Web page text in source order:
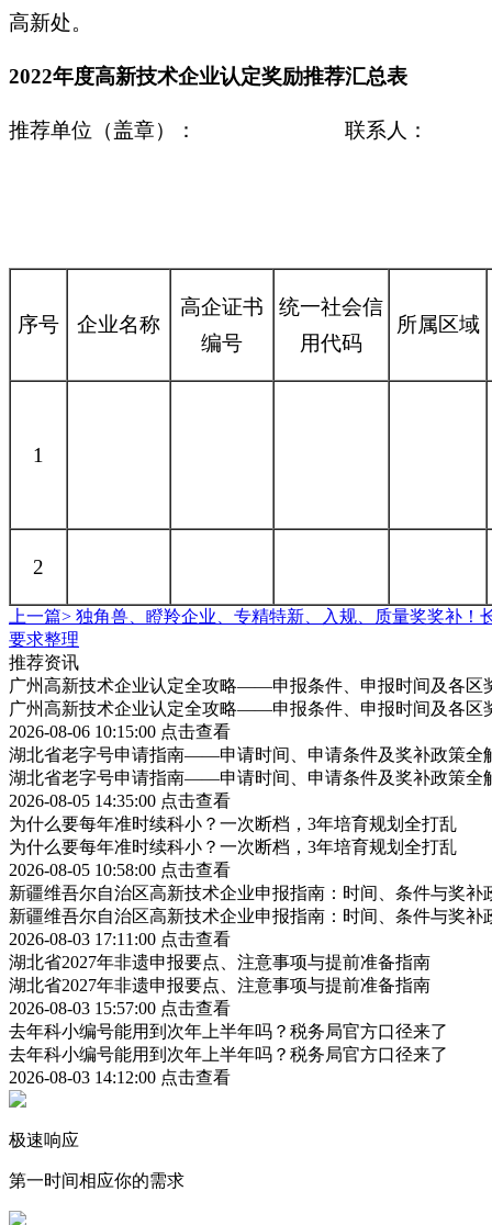
高新处。
2022年度高新技术企业认定奖励推荐汇总表
推荐单位（盖章）： 联系人：
序号 企业名称
高企证书
编号
统一社会信
用代码
所属区域
1
2
上一篇> 独角兽、瞪羚企业、专精特新、入规、质量奖奖补
要求整理
推荐资讯
广州高新技术企业认定全攻略——申报条件、申报时间及各区
广州高新技术企业认定全攻略——申报条件、申报时间及各区
2026-08-06 10:15:00 点击查看
湖北省老字号申请指南——申请时间、申请条件及奖补政策全
湖北省老字号申请指南——申请时间、申请条件及奖补政策全
2026-08-05 14:35:00 点击查看
为什么要每年准时续科小？一次断档，3年培育规划全打乱
为什么要每年准时续科小？一次断档，3年培育规划全打乱
2026-08-05 10:58:00 点击查看
新疆维吾尔自治区高新技术企业申报指南：时间、条件与奖补
新疆维吾尔自治区高新技术企业申报指南：时间、条件与奖补
2026-08-03 17:11:00 点击查看
湖北省2027年非遗申报要点、注意事项与提前准备指南
湖北省2027年非遗申报要点、注意事项与提前准备指南
2026-08-03 15:57:00 点击查看
去年科小编号能用到次年上半年吗？税务局官方口径来了
去年科小编号能用到次年上半年吗？税务局官方口径来了
2026-08-03 14:12:00 点击查看
极速响应
第一时间相应你的需求